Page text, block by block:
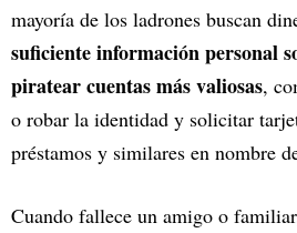
mayoría de los ladrones buscan
suficiente información personal
piratear cuentas más valiosas,
o robar la identidad y solicitar
préstamos y similares en nombre
Cuando fallece un amigo o